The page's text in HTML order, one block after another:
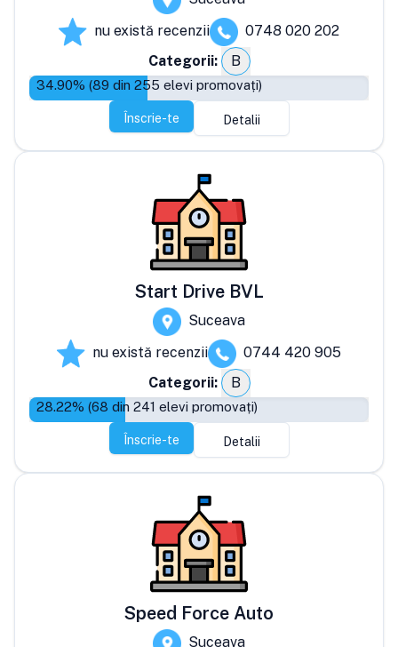
nu există recenzii
0748 020 202
Categorii:
B
34.90% (89 din 255 elevi promovați)
Înscrie-te Detalii
Start Drive BVL
Suceava
nu există recenzii
0744 420 905
Categorii:
B
28.22% (68 din 241 elevi promovați)
Înscrie-te Detalii
Speed Force Auto
Suceava